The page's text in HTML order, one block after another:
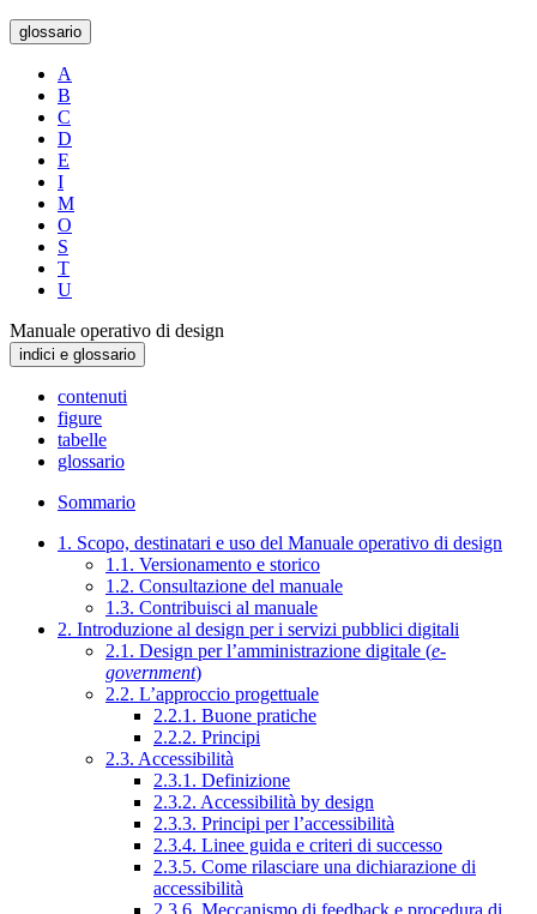
glossario
A
B
C
D
E
I
M
O
S
T
U
Manuale operativo di design
indici e glossario
contenuti
figure
tabelle
glossario
Sommario
1. Scopo, destinatari e uso del Manuale operativo di design
1.1. Versionamento e storico
1.2. Consultazione del manuale
1.3. Contribuisci al manuale
2. Introduzione al design per i servizi pubblici digitali
2.1. Design per l’amministrazione digitale (e-
government)
2.2. L’approccio progettuale
2.2.1. Buone pratiche
2.2.2. Principi
2.3. Accessibilità
2.3.1. Definizione
2.3.2. Accessibilità by design
2.3.3. Principi per l’accessibilità
2.3.4. Linee guida e criteri di successo
2.3.5. Come rilasciare una dichiarazione di
accessibilità
2.3.6. Meccanismo di feedback e procedura di